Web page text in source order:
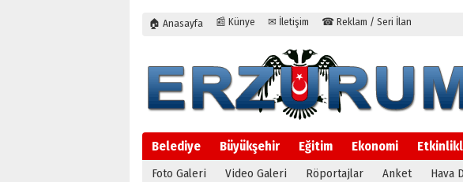
🏠 Anasayfa 📰 Künye ✉ İletişim ☎ Reklam / Seri İlan
Belediye Büyükşehir Eğitim Ekonomi
Foto Galeri Video Galeri Röportajlar Anket Hava